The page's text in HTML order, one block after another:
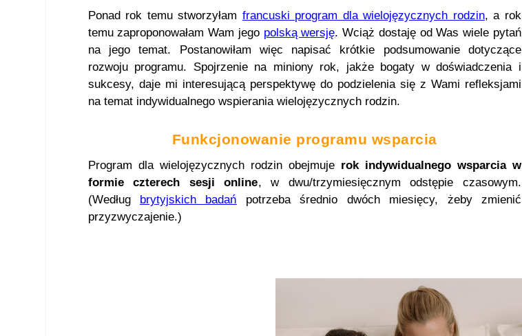
Ponad rok temu stworzyłam francuski program dla wielojęzycznych rodzin, a rok
temu zaproponowałam Wam jego polską wersję. Wciąż dostaję od Was wiele pytań
na jego temat. Postanowiłam więc napisać krótkie podsumowanie dotyczące
rozwoju programu. Spojrzenie na miniony rok, jakże bogaty w doświadczenia i
sukcesy, daje mi interesującą perspektywę do podzielenia się z Wami refleksjami
na temat indywidualnego wspierania wielojęzycznych rodzin.
Funkcjonowanie programu wsparcia
Program dla wielojęzycznych rodzin obejmuje rok indywidualnego wsparcia w
formie czterech sesji online, w dwu/trzymiesięcznym odstępie czasowym.
(Według
brytyjskich badań potrzeba średnio dwóch miesięcy, żeby zmienić
przyzwyczajenie.)